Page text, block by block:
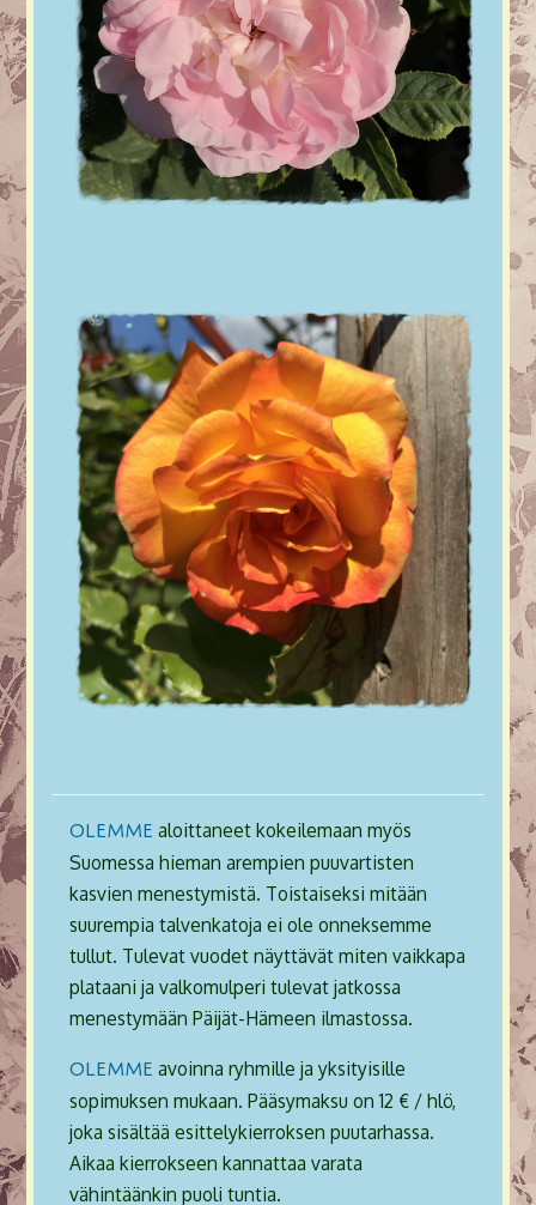
OLEMMEaloittaneet kokeilemaan myös
Suomessa hieman arempien puuvartisten
kasvien menestymistä. Toistaiseksi mitään
suurempia talvenkatoja ei ole onneksemme
tullut. Tulevat vuodet näyttävät miten vaikkapa
plataani ja valkomulperi tulevat jatkossa
menestymään Päijät-Hämeen ilmastossa.
OLEMMEavoinna ryhmille ja yksityisille
sopimuksen mukaan. Pääsymaksu on 12 € / hlö,
joka sisältää esittelykierroksen puutarhassa.
Aikaa kierrokseen kannattaa varata
vähintäänkin puoli tuntia.